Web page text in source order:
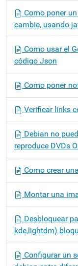
Como poner
cambie, usando
Como usar el
código Json
Como poner
Verificar links
Debian no
reproduce DVDs
Como crear
Montar una
Desbloquear
kde,lightdm)
Configurar un